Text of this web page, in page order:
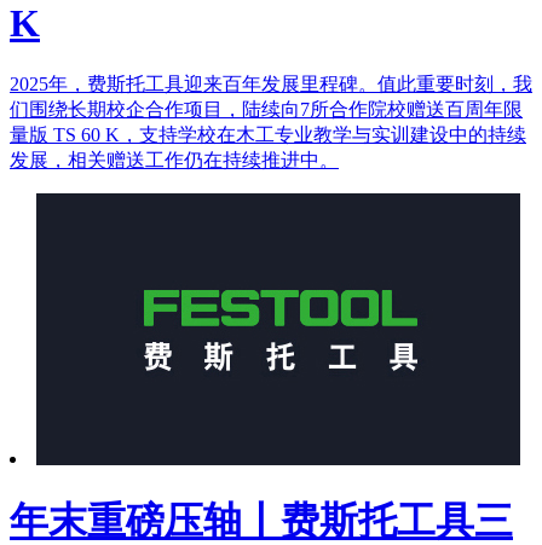
K
2025年，费斯托工具迎来百年发展里程碑。值此重要时刻，我
们围绕长期校企合作项目，陆续向7所合作院校赠送百周年限
量版 TS 60 K，支持学校在木工专业教学与实训建设中的持续
发展，相关赠送工作仍在持续推进中。
年末重磅压轴丨费斯托工具三